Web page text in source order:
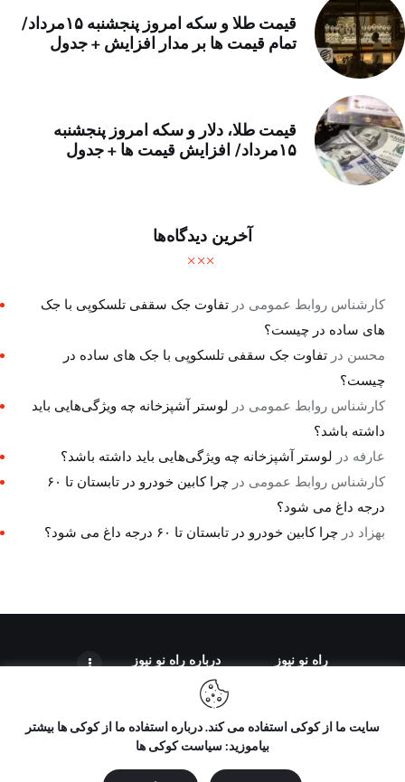
قیمت طلا و سکه امروز پنجشنبه ۱۵مرداد/
تمام قیمت ها بر مدار افزایش + جدول
قیمت طلا، دلار و سکه امروز پنجشنبه
۱۵مرداد/ افزایش قیمت ها + جدول
آخرین دیدگاه‌ها
کارشناس روابط عمومی درتفاوت جک سقفی تلسکوپی با جک
های ساده در چیست؟
محسن درتفاوت جک سقفی تلسکوپی با جک های ساده در
چیست؟
کارشناس روابط عمومی در لوستر آشپزخانه چه ویژگی‌هایی باید
داشته باشد؟
عارفه در لوستر آشپزخانه چه ویژگی‌هایی باید داشته باشد؟
کارشناس روابط عمومی در
چرا کابین خودرو در تابستان تا ۶۰
درجه داغ می شود؟
بهزاد درچرا کابین خودرو در تابستان تا ۶۰ درجه داغ می شود؟
راه نو نیوز درباره راه‌ نو نیوز
تمامی حقوق مطالب برای "راه نو نیوز" محفوظ است و هرگونه کپی
سایت ما از کوکی استفاده می کند. درباره استفاده ما از کوکی ها بیشتر
بیاموزید: سیاست کوکی ها